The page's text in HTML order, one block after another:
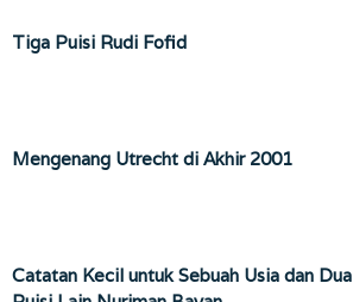
Tiga Puisi Rudi Fofid
Mengenang Utrecht di Akhir 2001
Catatan Kecil untuk Sebuah Usia dan Dua